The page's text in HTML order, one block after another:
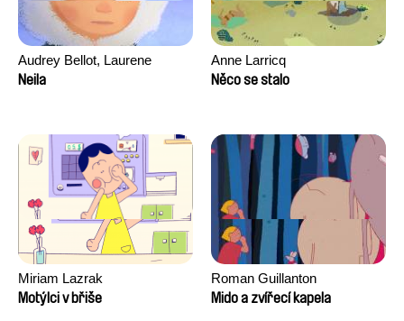
Audrey Bellot, Laurene
Desoutter, Amandine
David Tabar, Guillaume
Vezzoli, Eline Zhang
Neila
Anne Larricq
Něco se stalo
Miriam Lazrak
Motýlci v břiše
Roman Guillanton
Mido a zvířecí kapela